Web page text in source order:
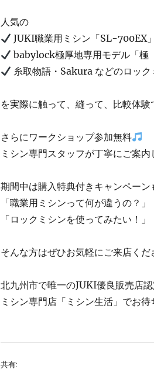
人気の
JUKI職業用ミシン「SL-700EX」
babylock極厚地専用モデル「極
糸取物語・Sakura などのロック
を実際に触って、縫って、比較体験
さらにワークショップ参加無料
ミシン専門スタッフが丁寧にご案
期間中は購入特典付きキャンペーン
「職業用ミシンって何が違うの？」
「ロックミシンを使ってみたい！」
そんな方はぜひお気軽にご来店くだ
北九州市で唯一のJUKI優良販売店
ミシン専門店「ミシン生活」でお
共有: